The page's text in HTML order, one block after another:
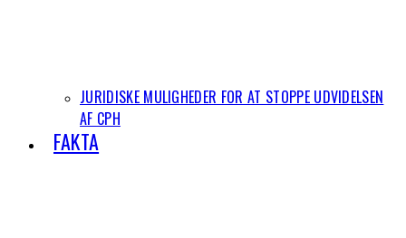
JURIDISKE MULIGHEDER FOR AT STOPPE UDVIDELSEN
AF CPH
FAKTA